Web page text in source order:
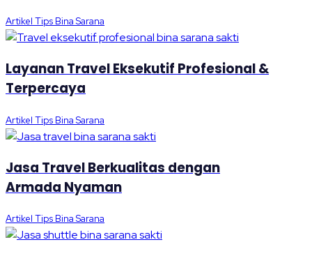
Artikel Tips Bina Sarana
Layanan Travel Eksekutif Profesional &
Terpercaya
Artikel Tips Bina Sarana
Jasa Travel Berkualitas dengan
Armada Nyaman
Artikel Tips Bina Sarana